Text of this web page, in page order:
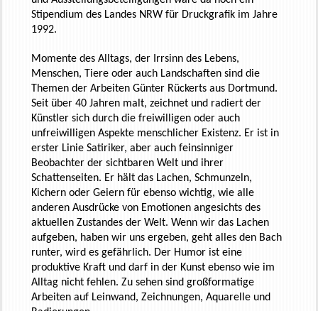
Stipendium des Landes NRW für Druckgrafik im Jahre
1992.
Momente des Alltags, der Irrsinn des Lebens,
Menschen, Tiere oder auch Landschaften sind die
Themen der Arbeiten Günter Rückerts aus Dortmund.
Seit über 40 Jahren malt, zeichnet und radiert der
Künstler sich durch die freiwilligen oder auch
unfreiwilligen Aspekte menschlicher Existenz. Er ist in
erster Linie Satiriker, aber auch feinsinniger
Beobachter der sichtbaren Welt und ihrer
Schattenseiten. Er hält das Lachen, Schmunzeln,
Kichern oder Geiern für ebenso wichtig, wie alle
anderen Ausdrücke von Emotionen angesichts des
aktuellen Zustandes der Welt. Wenn wir das Lachen
aufgeben, haben wir uns ergeben, geht alles den Bach
runter, wird es gefährlich. Der Humor ist eine
produktive Kraft und darf in der Kunst ebenso wie im
Alltag nicht fehlen. Zu sehen sind großformatige
Arbeiten auf Leinwand, Zeichnungen, Aquarelle und